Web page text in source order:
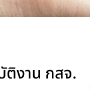
ติงาน กสจ.